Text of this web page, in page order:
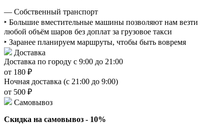
— Собственный транспорт
‣ Большие вместительные машины позволяют нам везти
любой объём шаров без доплат за грузовое такси
‣ Заранее планируем маршруты, чтобы быть вовремя
Доставка
Доставка по городу с 9:00 до 21:00
от 180 ₽
Ночная доставка (с 21:00 до 9:00)
от 500 ₽
Самовывоз
Скидка на самовывоз - 10%